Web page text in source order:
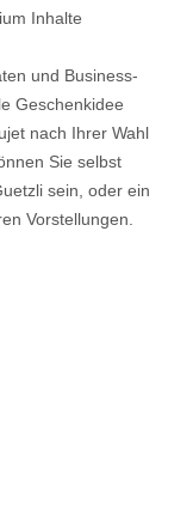
Inhalte
und Business-
Geschenkidee
nach Ihrer Wahl
Sie selbst
sein, oder ein
Vorstellungen.